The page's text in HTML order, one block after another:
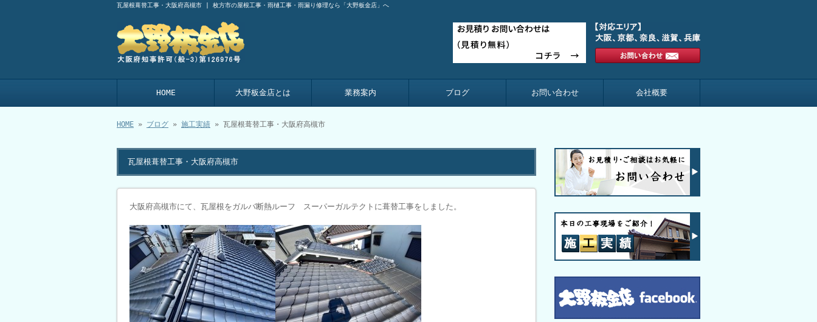
瓦屋根葺替工事・大阪府高槻市 | 枚方市の屋根工事・雨樋工事・雨漏り修理なら「大野板金店」へ
HOME 大野板金店とは 業務案内 ブログ お問い合わせ 会社概要
HOME » ブログ » 施工実績 » 瓦屋根葺替工事・大阪府高槻市
瓦屋根葺替工事・大阪府高槻市
大阪府高槻市にて、瓦屋根をガルバ断熱ルーフ スーパーガルテクトに葺替工事をしました。